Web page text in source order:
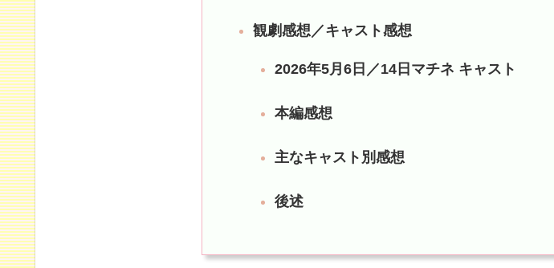
観劇感想／キャスト感想
2026年5月6日／14日マチネ キャスト
本編感想
主なキャスト別感想
後述